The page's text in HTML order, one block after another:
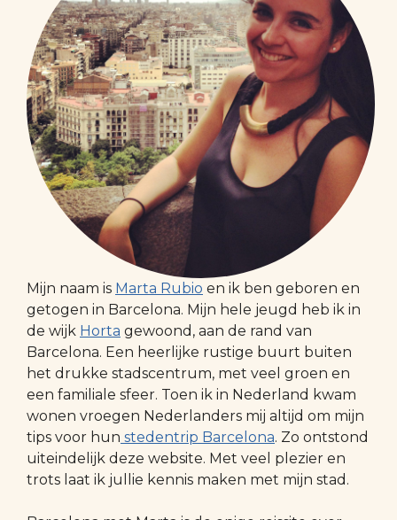
Mijn naam is Marta Rubio en ik ben geboren en
getogen in Barcelona. Mijn hele jeugd heb ik in
de wijk Horta gewoond, aan de rand van
Barcelona. Een heerlijke rustige buurt buiten
het drukke stadscentrum, met veel groen en
een familiale sfeer. Toen ik in Nederland kwam
wonen vroegen Nederlanders mij altijd om mijn
tips voor hun stedentrip Barcelona. Zo ontstond
uiteindelijk deze website. Met veel plezier en
trots laat ik jullie kennis maken met mijn stad.